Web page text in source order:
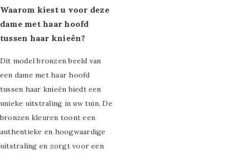
Waarom kiest u voor deze
dame met haar hoofd
tussen haar knieën?
Dit model bronzen beeld van
een dame met haar hoofd
tussen haar knieën biedt een
unieke uitstraling in uw tuin. De
bronzen kleuren toont een
authentieke en hoogwaardige
uitstraling en zorgt voor een